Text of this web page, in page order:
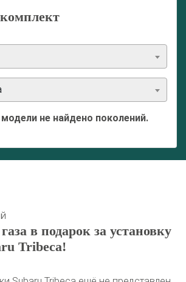
не найдено поколений.
в подарок за установку
Tribeca!